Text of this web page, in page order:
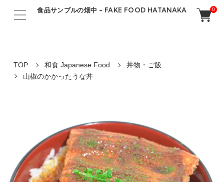
食品サンプルの畑中 - FAKE FOOD HATANAKA 0
TOP 和食 Japanese Food
丼物・ご飯
山椒のかかったうな丼